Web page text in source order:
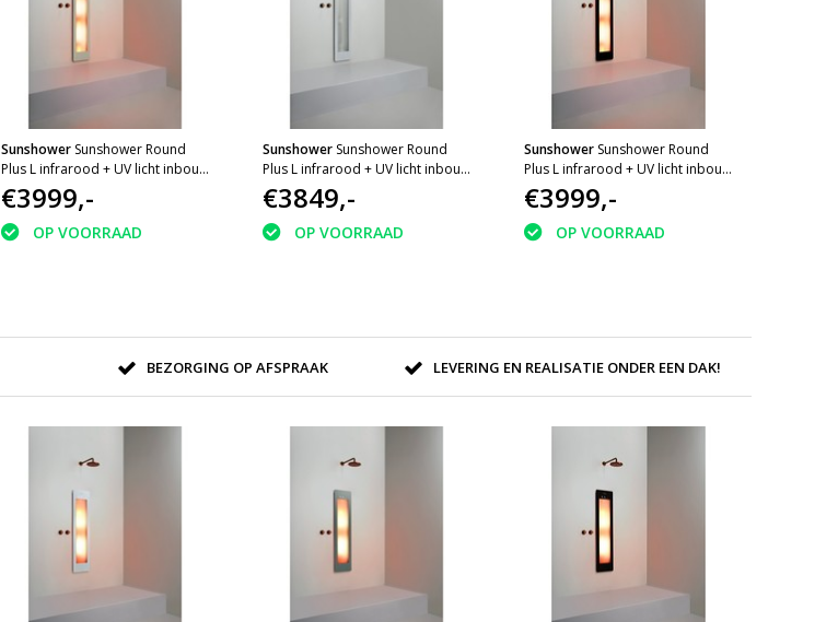
Sunshower Sunshower Round
Plus L infrarood + UV licht inbouw
185x33x10cm full body Sand
White
€3999,-
OP VOORRAAD
Sunshower Sunshower Round
Plus L infrarood + UV licht inbouw
185x33x10cm full body White
€3849,-
OP VOORRAAD
Sunshower Sunshower Round
Plus L infrarood + UV licht inbouw
185x33x10cm full body Black
€3999,-
OP VOORRAAD
BEZORGING OP AFSPRAAK LEVERING EN REALISATIE ONDER EEN DAK!